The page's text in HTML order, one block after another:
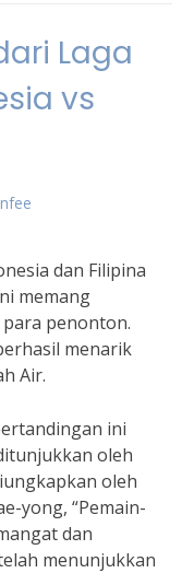
Laga
vs
dan Filipina
memang
penonton.
menarik
Air.
ini
oleh
oleh
yong, “Pemain-
dan
menunjukkan